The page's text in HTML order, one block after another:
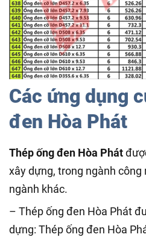
Các ứng dụng
đen Hòa Phát
Thép ống đen Hòa Phát
xây dựng, trong ngành
ngành khác.
– Thép ống đen Hòa Phát
dựng: Thép ống đen Hòa